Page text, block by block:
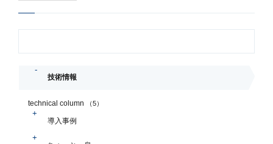
技術情報
technical column （5）
導入事例